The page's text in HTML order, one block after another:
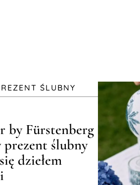
ŚLUBNY
by Fürstenberg
prezent ślubny
dziełem